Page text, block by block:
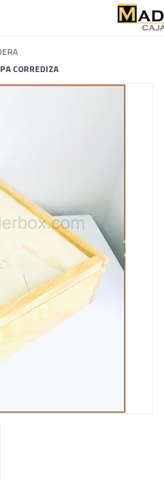
CORREDIZA